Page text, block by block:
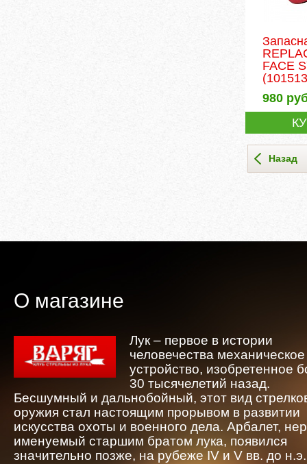
FACE
980
Назад
О магазине
Лук – первое в истории
человечества механическое
устройство, изобретенное
30 тысячелетий назад.
Бесшумный и дальнобойный, этот вид
оружия стал настоящим прорывом в развитии
искусства охоты и военного дела. Арбалет,
именуемый старшим братом лука, появился
значительно позже, на рубеже IV и V вв. до